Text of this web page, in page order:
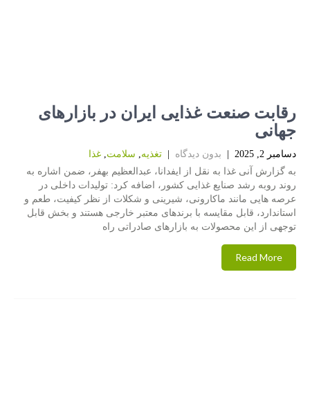
رقابت صنعت غذایی ایران در بازارهای
جهانی
دسامبر 2, 2025 | بدون دیدگاه تغذیه, سلامت, غذا
به گزارش آنی غذا به نقل از ایفدانا، عبدالعظیم بهفر، ضمن اشاره به
روند روبه رشد صنایع غذایی کشور، اضافه کرد: تولیدات داخلی در
عرصه هایی مانند ماکارونی، شیرینی و شکلات از نظر کیفیت، طعم و
استاندارد، قابل مقایسه با برندهای معتبر خارجی هستند و بخش قابل
توجهی از این محصولات به بازارهای صادراتی راه
Read More